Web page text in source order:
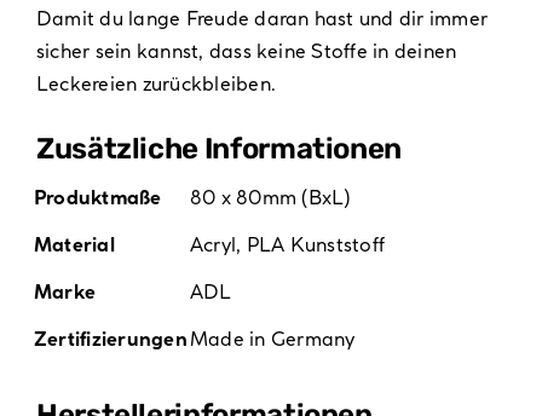
Damit du lange Freude daran hast und dir immer
sicher sein kannst, dass keine Stoffe in deinen
Leckereien zurückbleiben.
Zusätzliche Informationen
Produktmaße
80 x 80mm (BxL)
Material
Acryl, PLA Kunststoff
Marke
ADL
Zertifizierungen Made in Germany